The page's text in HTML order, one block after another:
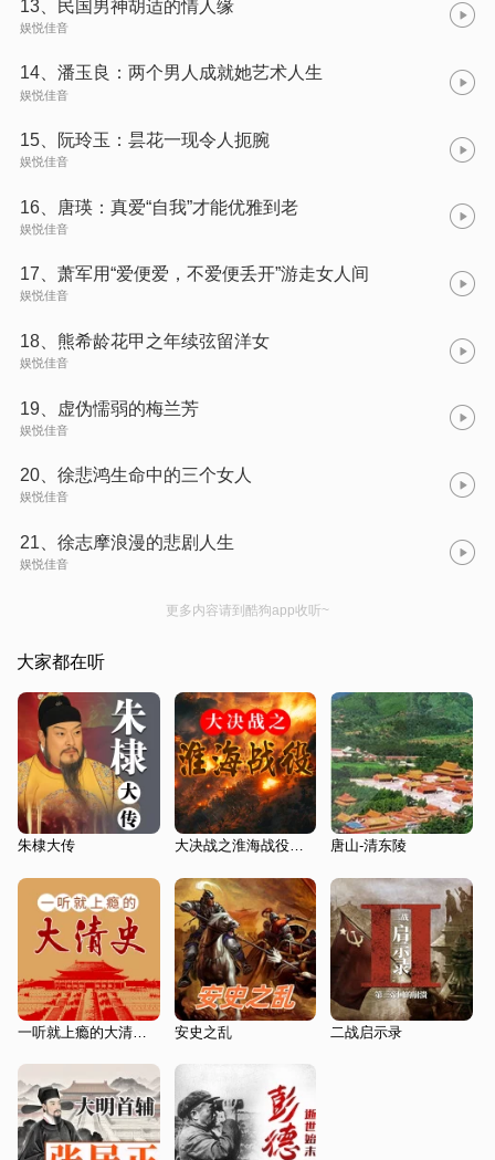
13、民国男神胡适的情人缘
娱悦佳音
14、潘玉良：两个男人成就她艺术人生
娱悦佳音
15、阮玲玉：昙花一现令人扼腕
娱悦佳音
16、唐瑛：真爱“自我”才能优雅到老
娱悦佳音
17、萧军用“爱便爱，不爱便丢开”游走女人间
娱悦佳音
18、熊希龄花甲之年续弦留洋女
娱悦佳音
19、虚伪懦弱的梅兰芳
娱悦佳音
20、徐悲鸿生命中的三个女人
娱悦佳音
21、徐志摩浪漫的悲剧人生
娱悦佳音
更多内容请到酷狗app收听~
大家都在听
朱棣大传 大决战之淮海战役：野战军如何以少胜多|三大战役 唐山-清东陵
安史之乱 二战启示录